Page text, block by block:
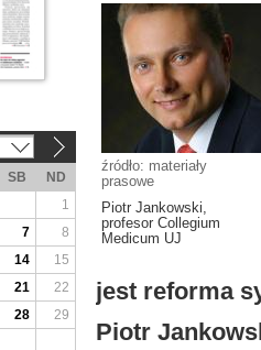
źródło: materiały
prasowe
Piotr Jankowski,
profesor Collegium
Medicum UJ
jest reforma
Piotr
SB
ND
1
7
8
14
15
21
22
28
29